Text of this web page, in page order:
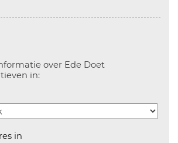
over Ede Doet
in:Aanvinken om informatie over
in